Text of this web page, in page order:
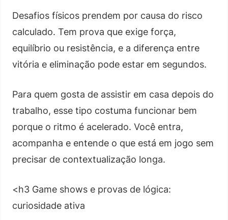
Desafios físicos prendem por causa do risco
calculado. Tem prova que exige força,
equilíbrio ou resistência, e a diferença entre
vitória e eliminação pode estar em segundos.
Para quem gosta de assistir em casa depois do
trabalho, esse tipo costuma funcionar bem
porque o ritmo é acelerado. Você entra,
acompanha e entende o que está em jogo sem
precisar de contextualização longa.
<h3 Game shows e provas de lógica:
curiosidade ativa